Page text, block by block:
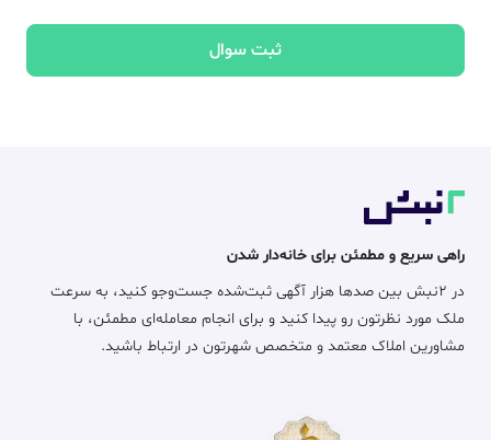
ثبت سوال
راهی سریع و مطمئن برای خانه‌دار شدن
در ۲نبش بین صدها هزار آگهی ثبت‌شده جست‌وجو کنید، به سرعت
ملک مورد نظرتون رو پیدا کنید و برای انجام معامله‌ای مطمئن، با
مشاورین املاک معتمد و متخصص شهرتون در ارتباط باشید.